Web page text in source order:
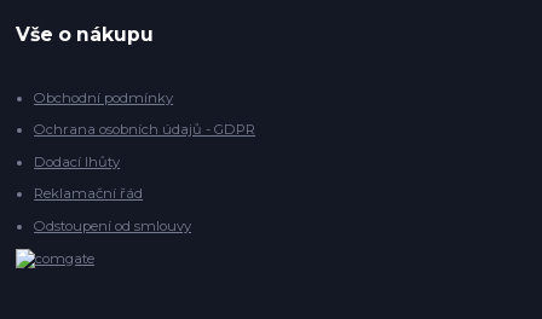
Vše o nákupu
Obchodní podmínky
Ochrana osobních údajů - GDPR
Dodací lhůty
Reklamační řád
Odstoupení od smlouvy